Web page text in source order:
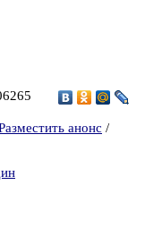
анонс /